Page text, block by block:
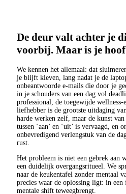
De deur valt achter je
voorbij. Maar is je
We kennen het allemaal: dat
je blijft kleven, lang nadat je de
onbeantwoorde e-mails die door je
in je schouders van een dag vol
professional, de toegewijde
liefhebber is de grootste uitdaging
harde werken zelf, maar de kunst
tussen ‘aan’ en ‘uit’ is vervaagd, en
onbevredigend verlengstuk van de
rust.
Het probleem is niet een gebrek aan
een duidelijk overgangsritueel. We
naar de keukentafel zonder mentaal
precies waar de oplossing ligt: in een
mentale shift teweegbrengt.